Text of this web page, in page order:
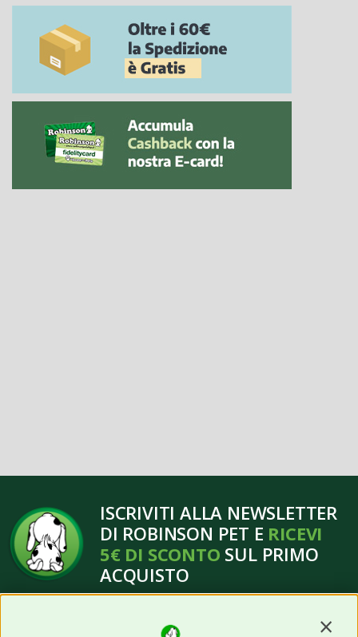
ISCRIVITI ALLA NEWSLETTER
DI ROBINSON PET E RICEVI
5€ DI SCONTO SUL PRIMO
ACQUISTO